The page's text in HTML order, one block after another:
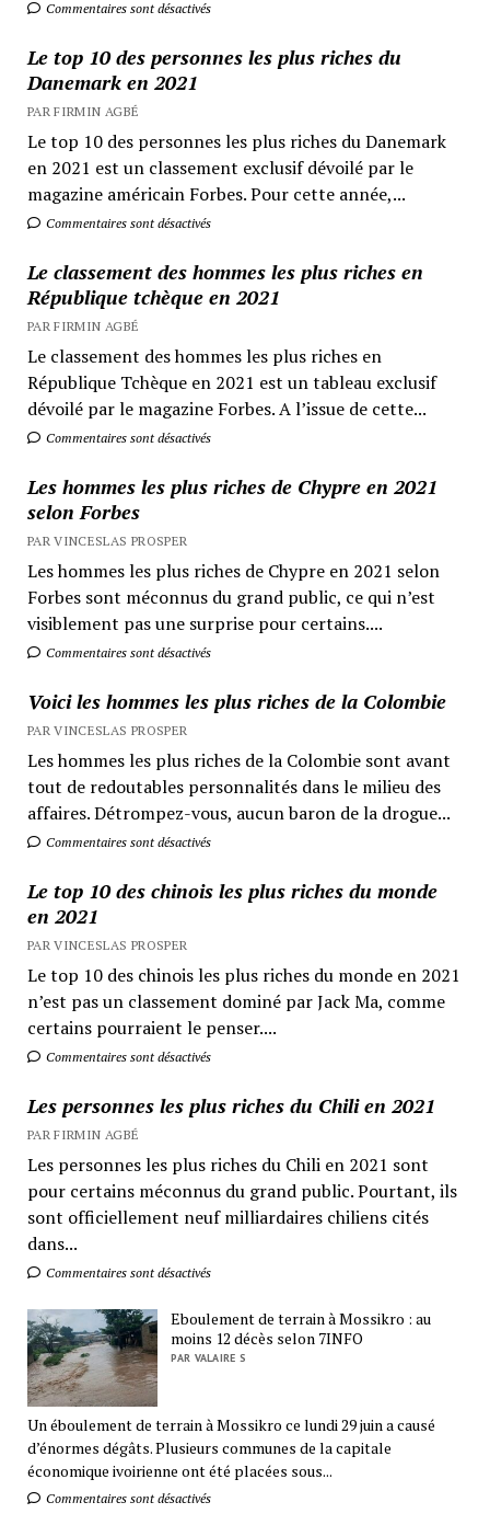
Commentaires sont désactivés
Le top 10 des personnes les plus riches du
Danemark en 2021
PAR FIRMIN AGBÉ
Le top 10 des personnes les plus riches du Danemark
en 2021 est un classement exclusif dévoilé par le
magazine américain Forbes. Pour cette année,...
Commentaires sont désactivés
Le classement des hommes les plus riches en
République tchèque en 2021
PAR FIRMIN AGBÉ
Le classement des hommes les plus riches en
République Tchèque en 2021 est un tableau exclusif
dévoilé par le magazine Forbes. A l’issue de cette...
Commentaires sont désactivés
Les hommes les plus riches de Chypre en 2021
selon Forbes
PAR VINCESLAS PROSPER
Les hommes les plus riches de Chypre en 2021 selon
Forbes sont méconnus du grand public, ce qui n’est
visiblement pas une surprise pour certains....
Commentaires sont désactivés
Voici les hommes les plus riches de la Colombie
PAR VINCESLAS PROSPER
Les hommes les plus riches de la Colombie sont avant
tout de redoutables personnalités dans le milieu des
affaires. Détrompez-vous, aucun baron de la drogue...
Commentaires sont désactivés
Le top 10 des chinois les plus riches du monde
en 2021
PAR VINCESLAS PROSPER
Le top 10 des chinois les plus riches du monde en 2021
n’est pas un classement dominé par Jack Ma, comme
certains pourraient le penser....
Commentaires sont désactivés
Les personnes les plus riches du Chili en 2021
PAR FIRMIN AGBÉ
Les personnes les plus riches du Chili en 2021 sont
pour certains méconnus du grand public. Pourtant, ils
sont officiellement neuf milliardaires chiliens cités
dans...
Commentaires sont désactivés
Eboulement de terrain à Mossikro : au
moins 12 décès selon 7INFO
PAR VALAIRE S
Un éboulement de terrain à Mossikro ce lundi 29 juin a causé
d’énormes dégâts. Plusieurs communes de la capitale
économique ivoirienne ont été placées sous...
Commentaires sont désactivés